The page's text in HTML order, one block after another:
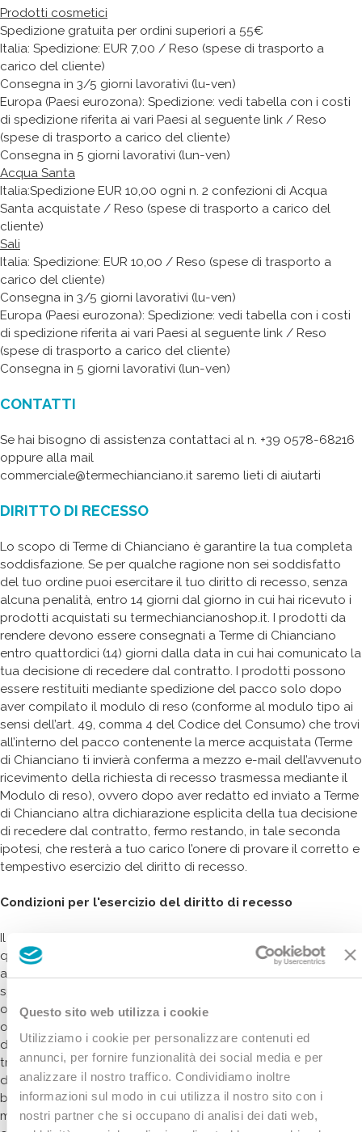
Questo sito web utilizza i cookie
Utilizziamo i cookie per personalizzare contenuti ed
annunci, per fornire funzionalità dei social media e per
analizzare il nostro traffico. Condividiamo inoltre
informazioni sul modo in cui utilizza il nostro sito con i
nostri partner che si occupano di analisi dei dati web,
Prodotti cosmetici
Spedizione gratuita per ordini superiori a 55€
Italia: Spedizione: EUR 7,00 / Reso (spese di trasporto a
carico del cliente)
Consegna in 3/5 giorni lavorativi (lu-ven)
Europa (Paesi eurozona): Spedizione: vedi tabella con i costi
di spedizione riferita ai vari Paesi al seguente link / Reso
(spese di trasporto a carico del cliente)
Consegna in 5 giorni lavorativi (lun-ven)
Acqua Santa
Italia:Spedizione EUR 10,00 ogni n. 2 confezioni di Acqua
Santa acquistate / Reso (spese di trasporto a carico del
cliente)
Sali
Italia: Spedizione: EUR 10,00 / Reso (spese di trasporto a
carico del cliente)
Consegna in 3/5 giorni lavorativi (lu-ven)
Europa (Paesi eurozona): Spedizione: vedi tabella con i costi
di spedizione riferita ai vari Paesi al seguente link / Reso
(spese di trasporto a carico del cliente)
Consegna in 5 giorni lavorativi (lun-ven)
CONTATTI
Se hai bisogno di assistenza contattaci al n. +39 0578-68216
oppure alla mail
commerciale@termechianciano.it saremo lieti di aiutarti
DIRITTO DI RECESSO
Lo scopo di Terme di Chianciano è garantire la tua completa
soddisfazione. Se per qualche ragione non sei soddisfatto
del tuo ordine puoi esercitare il tuo diritto di recesso, senza
alcuna penalità, entro 14 giorni dal giorno in cui hai ricevuto i
prodotti acquistati su termechiancianoshop.it. I prodotti da
rendere devono essere consegnati a Terme di Chianciano
entro quattordici (14) giorni dalla data in cui hai comunicato la
tua decisione di recedere dal contratto. I prodotti possono
essere restituiti mediante spedizione del pacco solo dopo
aver compilato il ‎modulo di reso ‎(conforme al modulo tipo ai
sensi dell’art. 49, comma 4 del Codice del Consumo) che trovi
all’interno del pacco contenente la merce acquistata (Terme
di Chianciano ti invierà conferma a mezzo e-mail dell’avvenuto
ricevimento della richiesta di recesso trasmessa mediante il
Modulo di reso), ovvero dopo aver redatto ed inviato a Terme
di Chianciano altra dichiarazione esplicita della tua decisione
di recedere dal contratto, fermo restando, in tale seconda
ipotesi, che resterà a tuo carico l’onere di provare il corretto e
tempestivo esercizio del diritto di recesso.
Condizioni per l'esercizio del diritto di recesso
Il diritto di recesso si intende esercitato correttamente
qualora siano interamente rispettate le seguenti condizioni:
a. il ‎modulo di reso‎‎ inviato per posta a Terme di Chianciano
spa – via delle Terme n. 57 -53042 Chianciano Terme (SI)
oppure via mail all’indirizzo commerciale@termechianciano.it
o altra dichiarazione esplicita della tua decisione di recedere
dal contratto devono essere correttamente compilati e
trasmessi a Terme di Chianciano entro quattordici (14) giorni
dal ricevimento dei prodotti;
b. i prodotti non devono essere stati utilizzati, aperti,
modificati;